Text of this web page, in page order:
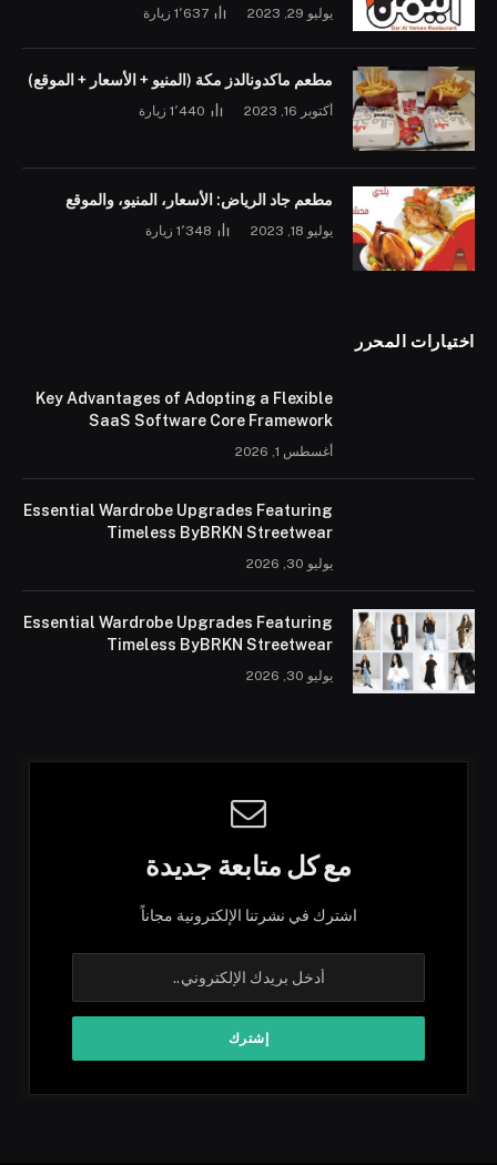
يوليو 29, 2023 1٬637 زيارة
مطعم ماكدونالدز مكة (المنيو + الأسعار + الموقع)
أكتوبر 16, 2023 1٬440 زيارة
مطعم جاد الرياض: الأسعار، المنيو، والموقع
يوليو 18, 2023 1٬348 زيارة
اختيارات المحرر
Key Advantages of Adopting a Flexible
SaaS Software Core Framework
أغسطس 1, 2026
Essential Wardrobe Upgrades Featuring
Timeless ByBRKN Streetwear
يوليو 30, 2026
Essential Wardrobe Upgrades Featuring
Timeless ByBRKN Streetwear
يوليو 30, 2026
مع كل متابعة جديدة
اشترك في نشرتنا الإلكترونية مجاناً